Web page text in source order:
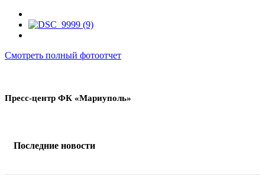
Смотреть полный фотоотчет
Пресс-центр ФК «Мариуполь»
Последние новости